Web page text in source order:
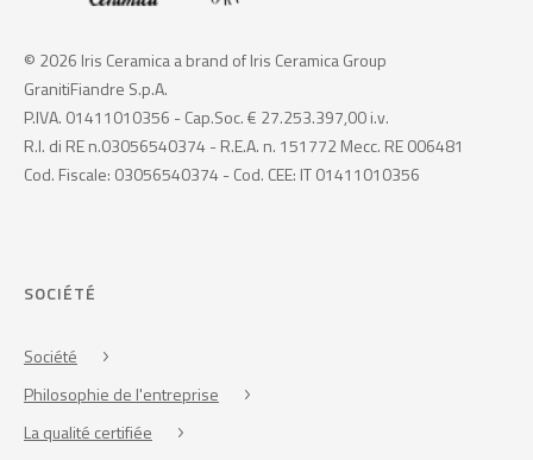
© 2026 Iris Ceramica a brand of Iris Ceramica Group
GranitiFiandre S.p.A.
P.IVA. 01411010356 - Cap.Soc. € 27.253.397,00 i.v.
R.I. di RE n.03056540374 - R.E.A. n. 151772 Mecc. RE 006481
Cod. Fiscale: 03056540374 - Cod. CEE: IT 01411010356
SOCIÉTÉ
Société
Philosophie de l'entreprise
La qualité certifiée